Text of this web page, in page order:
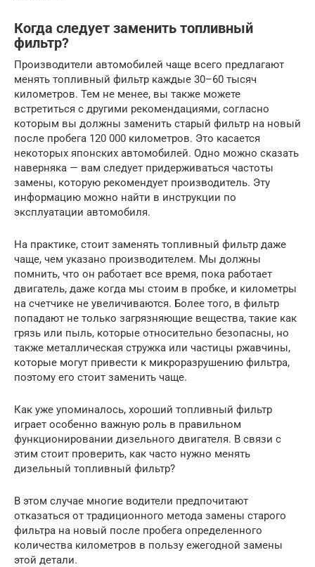
Когда следует заменить топливный
фильтр?
Производители автомобилей чаще всего предлагают
менять топливный фильтр каждые 30–60 тысяч
километров. Тем не менее, вы также можете
встретиться с другими рекомендациями, согласно
которым вы должны заменить старый фильтр на новый
после пробега 120 000 километров. Это касается
некоторых японских автомобилей. Одно можно сказать
наверняка — вам следует придерживаться частоты
замены, которую рекомендует производитель. Эту
информацию можно найти в инструкции по
эксплуатации автомобиля.
На практике, стоит заменять топливный фильтр даже
чаще, чем указано производителем. Мы должны
помнить, что он работает все время, пока работает
двигатель, даже когда мы стоим в пробке, и километры
на счетчике не увеличиваются. Более того, в фильтр
попадают не только загрязняющие вещества, такие как
грязь или пыль, которые относительно безопасны, но
также металлическая стружка или частицы ржавчины,
которые могут привести к микроразрушению фильтра,
поэтому его стоит заменить чаще.
Как уже упоминалось, хороший топливный фильтр
играет особенно важную роль в правильном
функционировании дизельного двигателя. В связи с
этим стоит проверить, как часто нужно менять
дизельный топливный фильтр?
В этом случае многие водители предпочитают
отказаться от традиционного метода замены старого
фильтра на новый после пробега определенного
количества километров в пользу ежегодной замены
этой детали.